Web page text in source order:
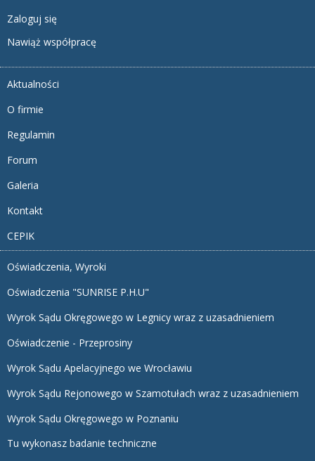
Zaloguj się
Nawiąż współpracę
Aktualności
O firmie
Regulamin
Forum
Galeria
Kontakt
CEPIK
Oświadczenia, Wyroki
Oświadczenia "SUNRISE P.H.U"
Wyrok Sądu Okręgowego w Legnicy wraz z uzasadnieniem
Oświadczenie - Przeprosiny
Wyrok Sądu Apelacyjnego we Wrocławiu
Wyrok Sądu Rejonowego w Szamotułach wraz z uzasadnieniem
Wyrok Sądu Okręgowego w Poznaniu
Tu wykonasz badanie techniczne